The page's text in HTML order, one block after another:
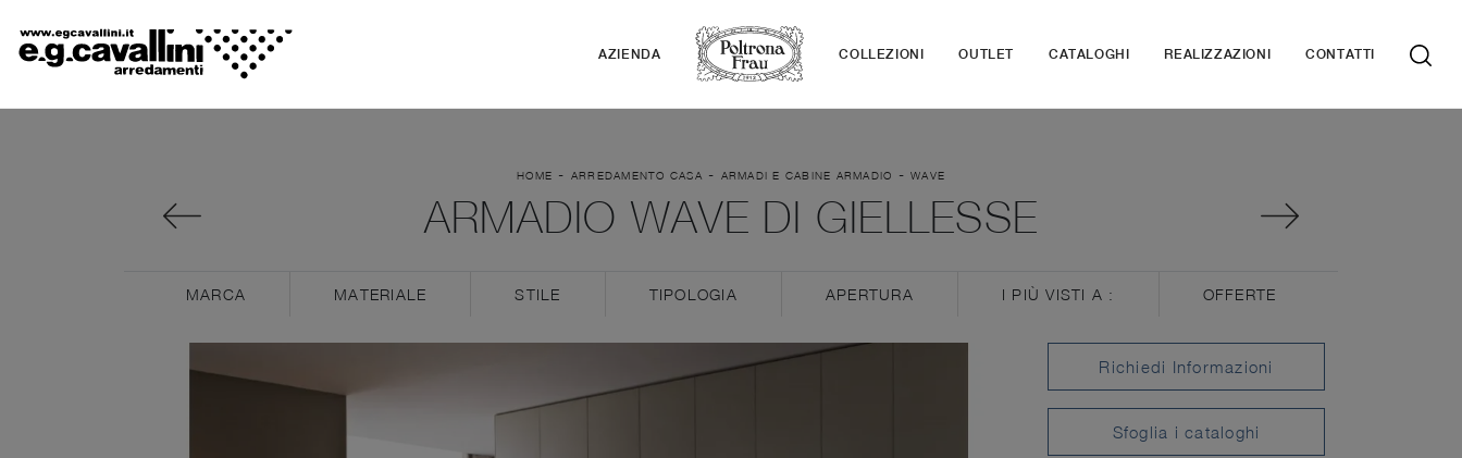
AZIENDA COLLEZIONI OUTLET CATALOGHI REALIZZAZIONI CONTATTI
HOME - ARREDAMENTO CASA - ARMADI E CABINE ARMADIO - WAVE
ARMADIO WAVE DI GIELLESSE
MARCA MATERIALE STILE TIPOLOGIA APERTURA I PIÙ VISTI A : OFFERTE
Richiedi Informazioni
Sfoglia i cataloghi